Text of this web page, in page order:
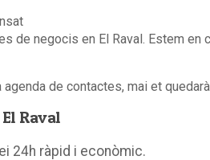
de negocis en El Raval. Estem
de contactes, mai et
Raval
24h ràpid i econòmic.